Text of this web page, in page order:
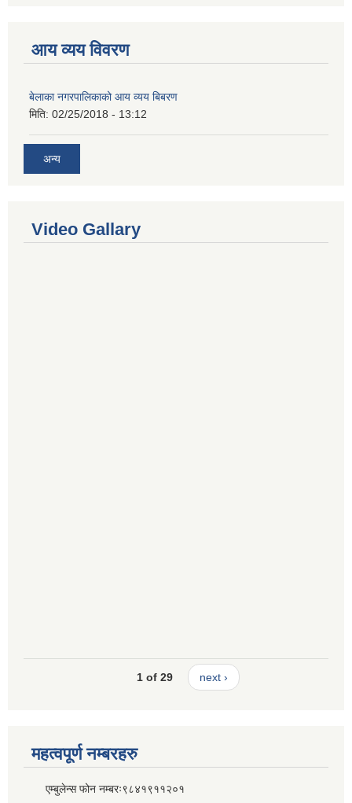
आय व्यय विवरण
बेलाका नगरपालिकाको आय व्यय बिबरण
मिति: 02/25/2018 - 13:12
अन्य
Video Gallary
1 of 29 next ›
महत्वपूर्ण नम्बरहरु
एम्बुलेन्स फोन नम्बरः९८४१९११२०१